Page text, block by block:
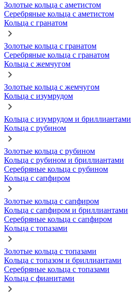
Золотые кольца с аметистом
Серебряные кольца с аметистом
Кольца с гранатом
Золотые кольца с гранатом
Серебряные кольца с гранатом
Кольца с жемчугом
Золотые кольца с жемчугом
Кольца с изумрудом
Кольца с изумрудом и бриллиантами
Кольца с рубином
Золотые кольца с рубином
Кольца с рубином и бриллиантами
Серебряные кольца с рубином
Кольца с сапфиром
Золотые кольца с сапфиром
Кольца с сапфиром и бриллиантами
Серебряные кольца с сапфиром
Кольца с топазами
Золотые кольца с топазами
Кольца с топазом и бриллиантами
Серебряные кольца с топазами
Кольца с фианитами